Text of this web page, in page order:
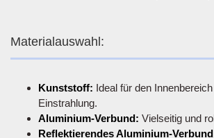
Materialauswahl:
Kunststoff: Ideal für den
Einstrahlung.
Aluminium-Verbund: Vielseitig und
Reflektierendes Aluminium-